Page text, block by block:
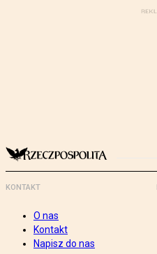
KONTAKT
O nas
Kontakt
Napisz do nas